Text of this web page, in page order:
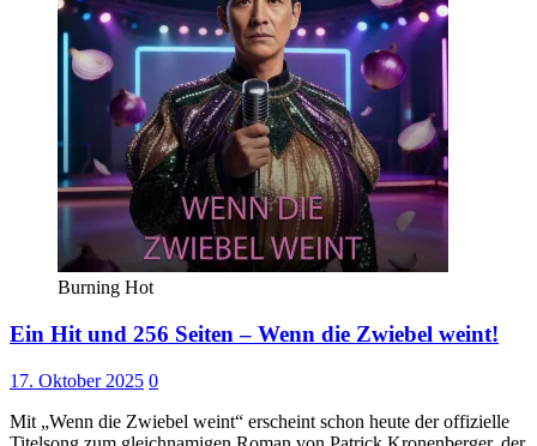
Burning Hot
Ein Hit und 256 Seiten – Wenn die Zwiebel weint!
17. Oktober 2025 0
Mit „Wenn die Zwiebel weint“ erscheint schon heute der offizielle